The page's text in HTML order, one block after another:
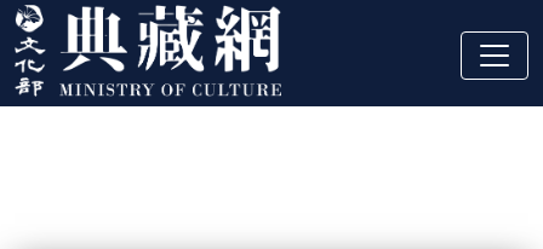
跳到主要內容
:::